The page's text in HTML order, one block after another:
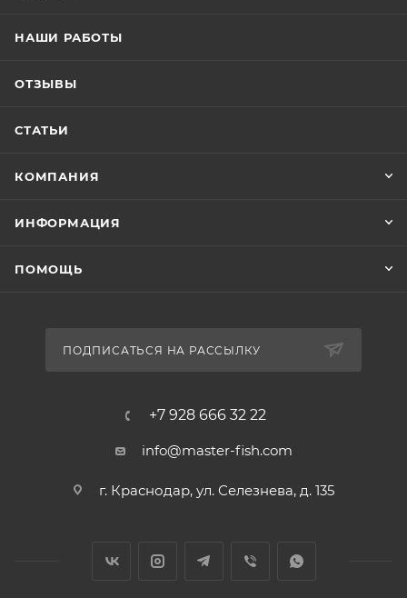
НАШИ РАБОТЫ
ОТЗЫВЫ
СТАТЬИ
КОМПАНИЯ
ИНФОРМАЦИЯ
ПОМОЩЬ
ПОДПИСАТЬСЯ НА РАССЫЛКУ
+7 928 666 32 22
info@master-fish.com
г. Краснодар, ул. Селезнева, д. 135